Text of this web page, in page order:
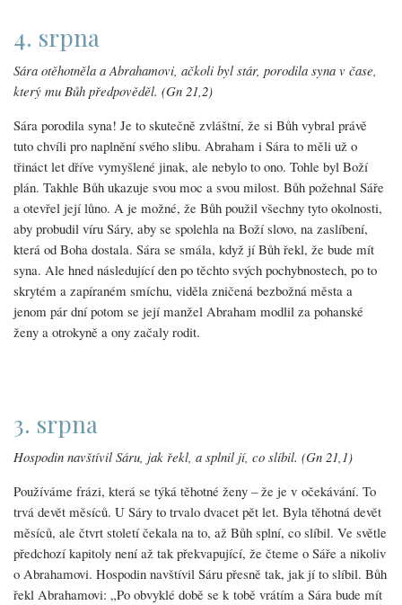
4. srpna
Sára otěhotněla a Abrahamovi, ačkoli byl stár, porodila syna v čase,
který mu Bůh předpověděl. (Gn 21,2)
Sára porodila syna! Je to skutečně zvláštní, že si Bůh vybral právě
tuto chvíli pro naplnění svého slibu. Abraham i Sára to měli už o
třináct let dříve vymyšlené jinak, ale nebylo to ono. Tohle byl Boží
plán. Takhle Bůh ukazuje svou moc a svou milost. Bůh požehnal Sáře
a otevřel její lůno. A je možné, že Bůh použil všechny tyto okolnosti,
aby probudil víru Sáry, aby se spolehla na Boží slovo, na zaslíbení,
která od Boha dostala. Sára se smála, když jí Bůh řekl, že bude mít
syna. Ale hned následující den po těchto svých pochybnostech, po to
skrytém a zapíraném smíchu, viděla zničená bezbožná města a
jenom pár dní potom se její manžel Abraham modlil za pohanské
ženy a otrokyně a ony začaly rodit.
3. srpna
Hospodin navštívil Sáru, jak řekl, a splnil jí, co slíbil. (Gn 21,1)
Používáme frázi, která se týká těhotné ženy – že je v očekávání. To
trvá devět měsíců. U Sáry to trvalo dvacet pět let. Byla těhotná devět
měsíců, ale čtvrt století čekala na to, až Bůh splní, co slíbil. Ve světle
předchozí kapitoly není až tak překvapující, že čteme o Sáře a nikoliv
o Abrahamovi. Hospodin navštívil Sáru přesně tak, jak jí to slíbil. Bůh
řekl Abrahamovi: „Po obvyklé době se k tobě vrátím a Sára bude mít